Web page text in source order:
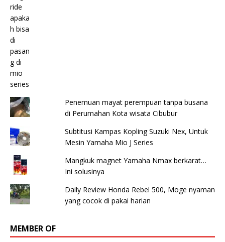
Penemuan mayat perempuan tanpa busana
di Perumahan Kota wisata Cibubur
Subtitusi Kampas Kopling Suzuki Nex, Untuk
Mesin Yamaha Mio J Series
Mangkuk magnet Yamaha Nmax berkarat…
Ini solusinya
Daily Review Honda Rebel 500, Moge nyaman
yang cocok di pakai harian
MEMBER OF